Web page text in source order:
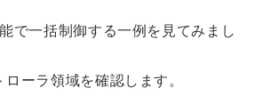
で一括制御する一例を見てみまし
ローラ領域を確認します。